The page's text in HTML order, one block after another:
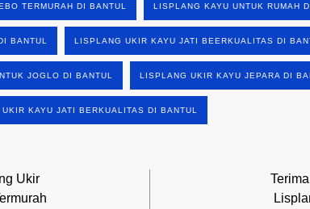
TERMURAH DI BANTUL LISPLANG KAYU UNTUK RUMAH
BANTUL LISPLANG UKIR KAYU JATI BEERKUALITAS DI
JOGLO DI BANTUL LISPLANG UKIR KAYU JEPARA DI
KAYU JATI BERKUALITAS DI BANTUL
Ukir